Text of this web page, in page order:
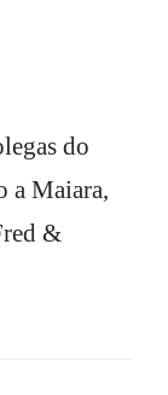
do
a Maiara,
&